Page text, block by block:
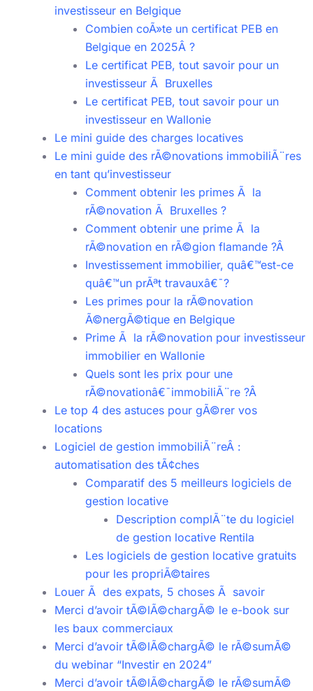
investisseur en Belgique
Combien coÃ»te un certificat PEB en
Belgique en 2025Â ?
Le certificat PEB, tout savoir pour un
investisseur Ã Bruxelles
Le certificat PEB, tout savoir pour un
investisseur en Wallonie
Le mini guide des charges locatives
Le mini guide des rÃ©novations immobiliÃ¨res
en tant qu’investisseur
Comment obtenir les primes Ã la
rÃ©novation Ã Bruxelles ?
Comment obtenir une prime Ã la
rÃ©novation en rÃ©gion flamande ?Â
Investissement immobilier, quâ€™est-ce
quâ€™un prÃªt travauxâ€¯?
Les primes pour la rÃ©novation
Ã©nergÃ©tique en Belgique
Prime Ã la rÃ©novation pour investisseur
immobilier en Wallonie
Quels sont les prix pour une
rÃ©novationâ€¯immobiliÃ¨re ?Â
Le top 4 des astuces pour gÃ©rer vos
locations
Logiciel de gestion immobiliÃ¨reÂ :
automatisation des tÃ¢ches
Comparatif des 5 meilleurs logiciels de
gestion locative
Description complÃ¨te du logiciel
de gestion locative Rentila
Les logiciels de gestion locative gratuits
pour les propriÃ©taires
Louer Ã des expats, 5 choses Ã savoir
Merci d’avoir tÃ©lÃ©chargÃ© le e-book sur
les baux commerciaux
Merci d’avoir tÃ©lÃ©chargÃ© le rÃ©sumÃ©
du webinar “Investir en 2024”
Merci d’avoir tÃ©lÃ©chargÃ© le rÃ©sumÃ©